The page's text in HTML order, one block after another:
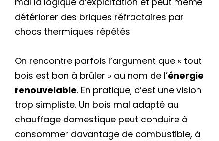
détériorer des briques réfractaires par
chocs thermiques répétés.
On rencontre parfois l’argument que « tout
bois est bon à brûler » au nom de l’énergie
renouvelable. En pratique, c’est une vision
trop simpliste. Un bois mal adapté au
chauffage domestique peut conduire à
consommer davantage de combustible, à